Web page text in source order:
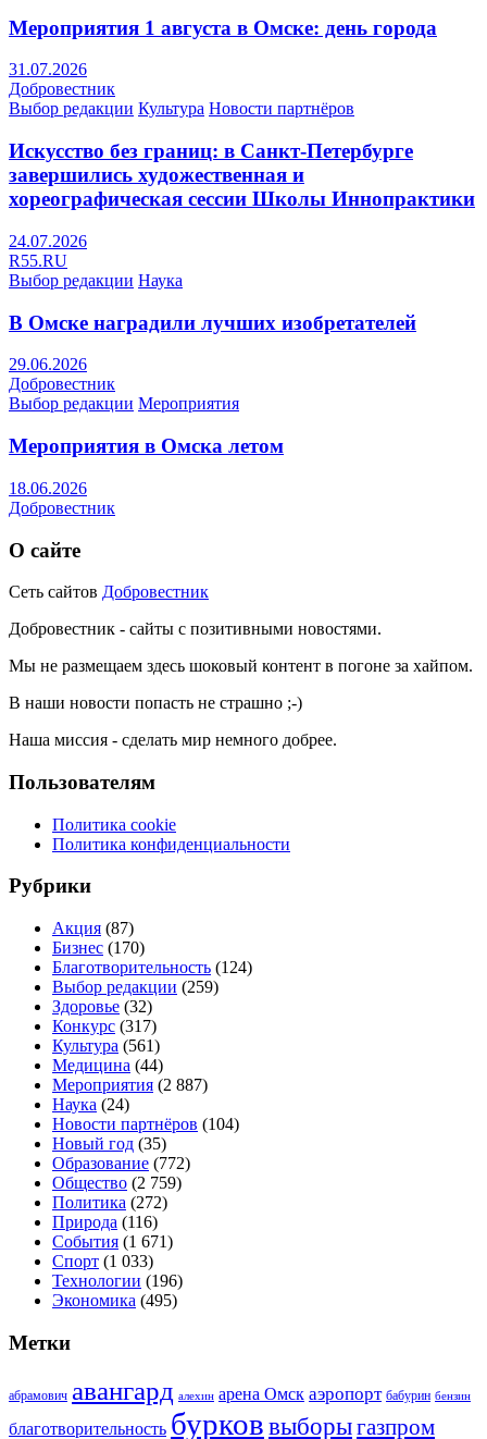
Мероприятия 1 августа в Омске: день города
31.07.2026
Добровестник
Выбор редакции Культура Новости партнёров
Искусство без границ: в Санкт-Петербурге
завершились художественная и
хореографическая сессии Школы Иннопрактики
24.07.2026
R55.RU
Выбор редакции Наука
В Омске наградили лучших изобретателей
29.06.2026
Добровестник
Выбор редакции Мероприятия
Мероприятия в Омска летом
18.06.2026
Добровестник
О сайте
Сеть сайтов Добровестник
Добровестник - сайты с позитивными новостями.
Мы не размещаем здесь шоковый контент в погоне за хайпом.
В наши новости попасть не страшно ;-)
Наша миссия - сделать мир немного добрее.
Пользователям
Политика cookie
Политика конфиденциальности
Рубрики
Акция (87)
Бизнес (170)
Благотворительность (124)
Выбор редакции (259)
Здоровье (32)
Конкурс (317)
Культура (561)
Медицина (44)
Мероприятия (2 887)
Наука (24)
Новости партнёров (104)
Новый год (35)
Образование (772)
Общество (2 759)
Политика (272)
Природа (116)
События (1 671)
Спорт (1 033)
Технологии (196)
Экономика (495)
Метки
абрамович авангард алехин арена Омск аэропорт бабурин бензин
благотворительность бурков выборыгазпром